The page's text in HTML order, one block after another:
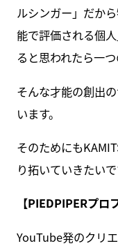
ルシンガー」だか
能で評価される個
ると思われたら一
そんな才能の創出
います。
そのためにも
り拓いていきたいで
【PIEDPIPERプロ
YouTube発のクリ